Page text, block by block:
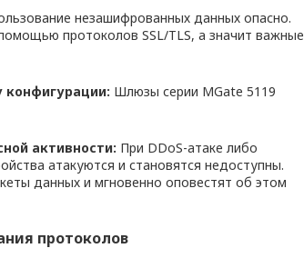
незашифрованных данных опасно.
протоколов SSL/TLS, а значит важные
конфигурации: Шлюзы серии MGate 5119
активности: При DDoS-атаке либо
атакуются и становятся недоступны.
данных и мгновенно оповестят об этом
протоколов